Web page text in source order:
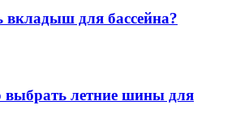
вкладыш для бассейна?
выбрать летние шины для